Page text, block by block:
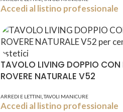
Accedi al listino professionale
TAVOLO LIVING DOPPIO CON
ROVERE NATURALE V52
ARREDI E LETTINI TAVOLI MANICURE
Accedi al listino professionale